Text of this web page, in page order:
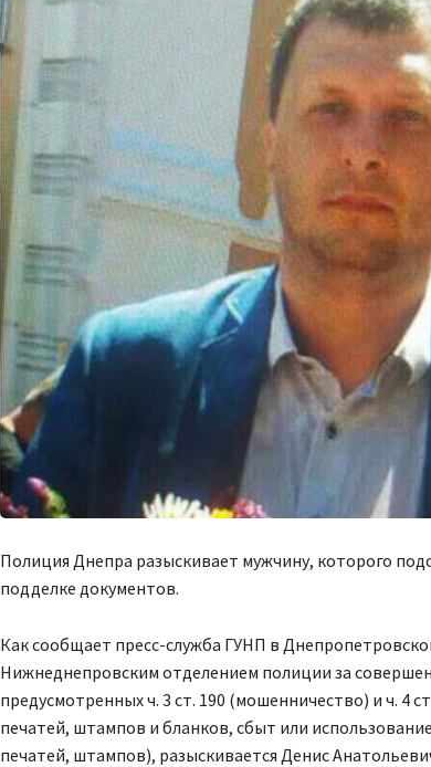
Полиция Днепра разыскивает мужчину, которого
подделке документов.
Как сообщает пресс-служба ГУНП в
Нижнеднепровским отделением полиции за
предусмотренных ч. 3 ст. 190 (мошенничество) и ч. 4
печатей, штампов и бланков, сбыт или
печатей, штампов), разыскивается Денис